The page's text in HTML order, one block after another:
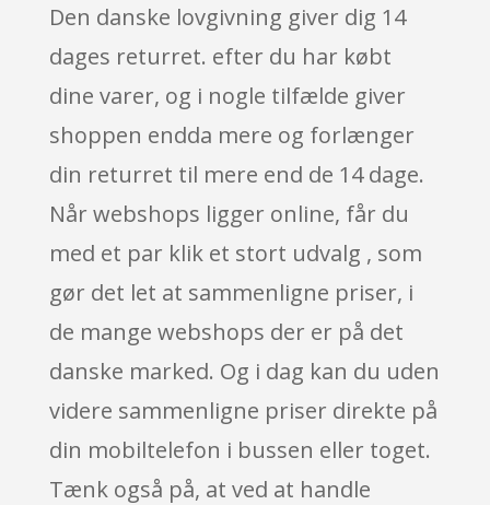
Den danske lovgivning giver dig 14
dages returret. efter du har købt
dine varer, og i nogle tilfælde giver
shoppen endda mere og forlænger
din returret til mere end de 14 dage.
Når webshops ligger online, får du
med et par klik et stort udvalg , som
gør det let at sammenligne priser, i
de mange webshops der er på det
danske marked. Og i dag kan du uden
videre sammenligne priser direkte på
din mobiltelefon i bussen eller toget.
Tænk også på, at ved at handle